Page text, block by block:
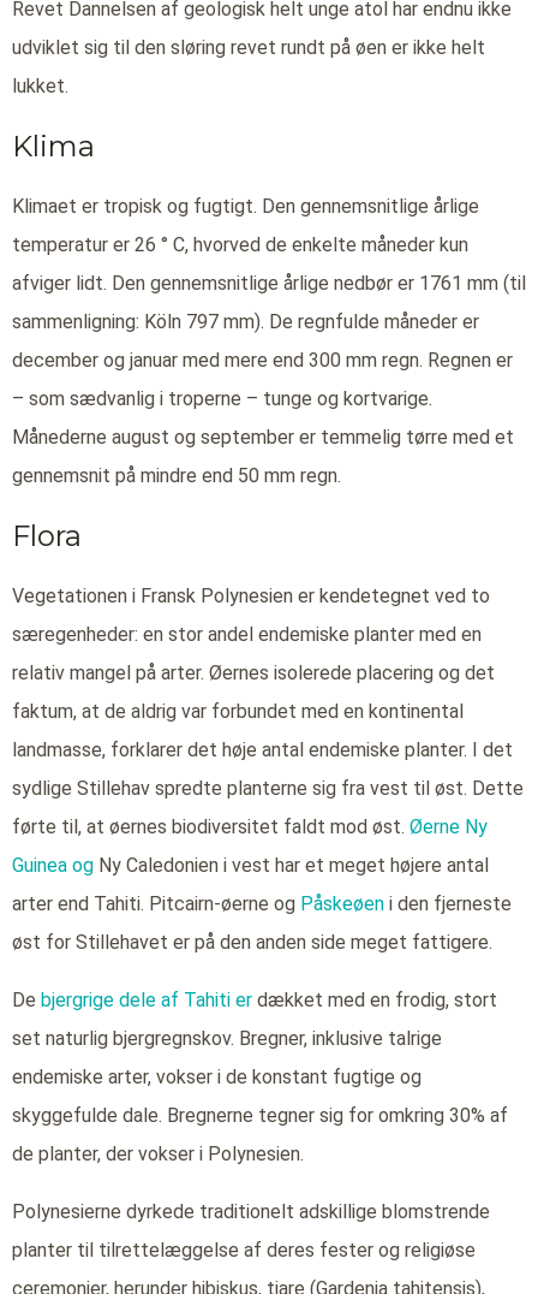
Revet Dannelsen af geologisk helt unge atol har endnu ikke
udviklet sig til den sløring revet rundt på øen er ikke helt
lukket.
Klima
Klimaet er tropisk og fugtigt. Den gennemsnitlige årlige
temperatur er 26 ° C, hvorved de enkelte måneder kun
afviger lidt. Den gennemsnitlige årlige nedbør er 1761 mm (til
sammenligning: Köln 797 mm). De regnfulde måneder er
december og januar med mere end 300 mm regn. Regnen er
– som sædvanlig i troperne – tunge og kortvarige.
Månederne august og september er temmelig tørre med et
gennemsnit på mindre end 50 mm regn.
Flora
Vegetationen i Fransk Polynesien er kendetegnet ved to
særegenheder: en stor andel endemiske planter med en
relativ mangel på arter. Øernes isolerede placering og det
faktum, at de aldrig var forbundet med en kontinental
landmasse, forklarer det høje antal endemiske planter. I det
sydlige Stillehav spredte planterne sig fra vest til øst. Dette
førte til, at øernes biodiversitet faldt mod øst. Øerne Ny
Guinea og Ny Caledonien i vest har et meget højere antal
arter end Tahiti. Pitcairn-øerne og Påskeøen i den fjerneste
øst for Stillehavet er på den anden side meget fattigere.
De bjergrige dele af Tahiti er dækket med en frodig, stort
set naturlig bjergregnskov. Bregner, inklusive talrige
endemiske arter, vokser i de konstant fugtige og
skyggefulde dale. Bregnerne tegner sig for omkring 30% af
de planter, der vokser i Polynesien.
Polynesierne dyrkede traditionelt adskillige blomstrende
planter til tilrettelæggelse af deres fester og religiøse
ceremonier, herunder hibiskus, tiare (Gardenia tahitensis),